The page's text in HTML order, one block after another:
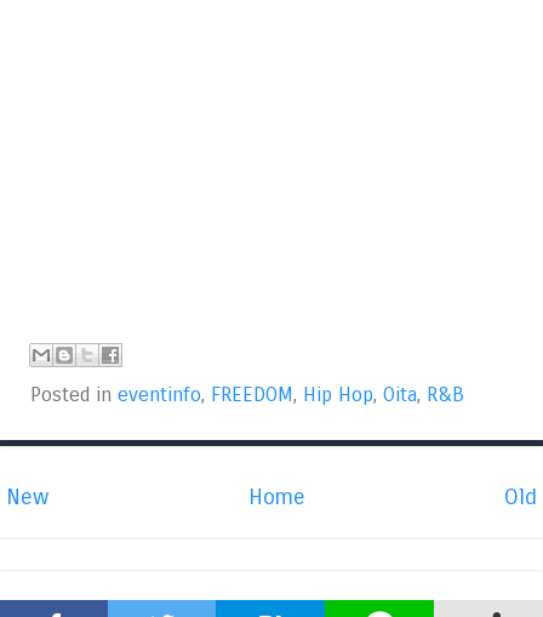
Posted in eventinfo, FREEDOM, Hip Hop, Oita, R&B
New Old
Home